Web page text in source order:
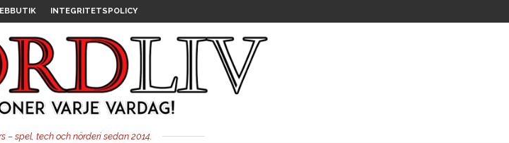
INTEGRITETSPOLICY
– spel, tech och nörderi sedan 2014.